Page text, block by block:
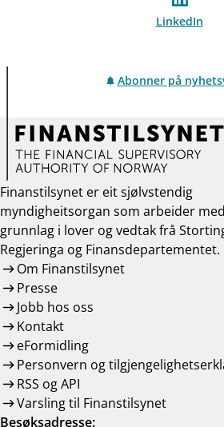
LinkedIn
Abonner på
Finanstilsynet er eit sjølvstendig
myndigheitsorgan som arbeider med
grunnlag i lover og vedtak frå
Regjeringa og Finansdepartementet.
Om Finanstilsynet
Presse
Jobb hos oss
Kontakt
eFormidling
Personvern og
RSS og API
Varsling til Finanstilsynet
Besøksadresse: